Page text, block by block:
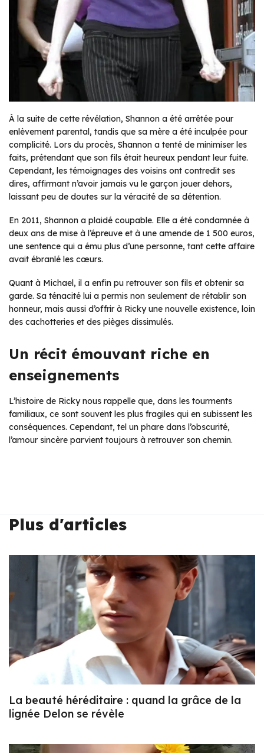
À la suite de cette révélation, Shannon a été arrêtée pour
enlèvement parental, tandis que sa mère a été inculpée pour
complicité. Lors du procès, Shannon a tenté de minimiser les
faits, prétendant que son fils était heureux pendant leur fuite.
Cependant, les témoignages des voisins ont contredit ses
dires, affirmant n’avoir jamais vu le garçon jouer dehors,
laissant peu de doutes sur la véracité de sa détention.
En 2011, Shannon a plaidé coupable. Elle a été condamnée à
deux ans de mise à l’épreuve et à une amende de 1 500 euros,
une sentence qui a ému plus d’une personne, tant cette affaire
avait ébranlé les cœurs.
Quant à Michael, il a enfin pu retrouver son fils et obtenir sa
garde. Sa ténacité lui a permis non seulement de rétablir son
honneur, mais aussi d’offrir à Ricky une nouvelle existence, loin
des cachotteries et des pièges dissimulés.
Un récit émouvant riche en
enseignements
L’histoire de Ricky nous rappelle que, dans les tourments
familiaux, ce sont souvent les plus fragiles qui en subissent les
conséquences. Cependant, tel un phare dans l’obscurité,
l’amour sincère parvient toujours à retrouver son chemin.
Plus d'articles
La beauté héréditaire : quand la grâce de la
lignée Delon se révèle